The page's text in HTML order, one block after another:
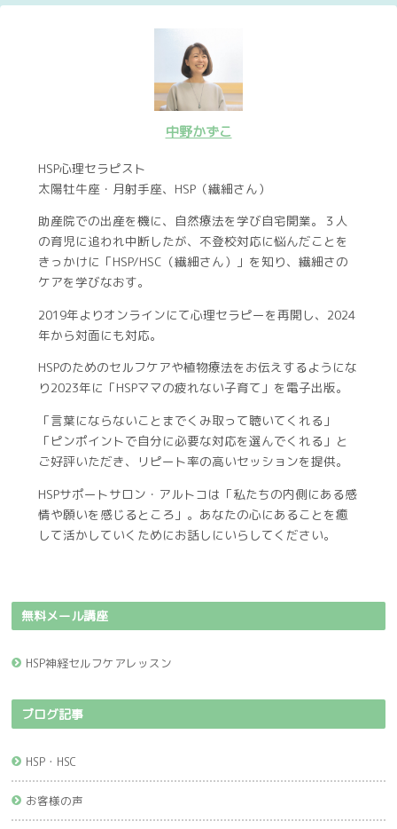
中野かずこ
HSP心理セラピスト
太陽牡牛座・月射手座、HSP（繊細さん）
助産院での出産を機に、自然療法を学び自宅開業。３人
の育児に追われ中断したが、不登校対応に悩んだことを
きっかけに「HSP/HSC（繊細さん）」を知り、繊細さの
ケアを学びなおす。
2019年よりオンラインにて心理セラピーを再開し、2024
年から対面にも対応。
HSPのためのセルフケアや植物療法をお伝えするようにな
り2023年に「HSPママの疲れない子育て」を電子出版。
「言葉にならないことまでくみ取って聴いてくれる」
「ピンポイントで自分に必要な対応を選んでくれる」と
ご好評いただき、リピート率の高いセッションを提供。
HSPサポートサロン・アルトコは「私たちの内側にある感
情や願いを感じるところ」。あなたの心にあることを癒
して活かしていくためにお話しにいらしてください。
無料メール講座
HSP神経セルフケアレッスン
ブログ記事
HSP・HSC
お客様の声